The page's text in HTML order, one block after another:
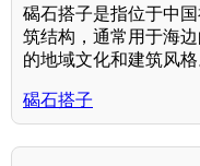
碣石搭子是指位于中
筑结构，通常用于海
的地域文化和建筑风
碣石搭子